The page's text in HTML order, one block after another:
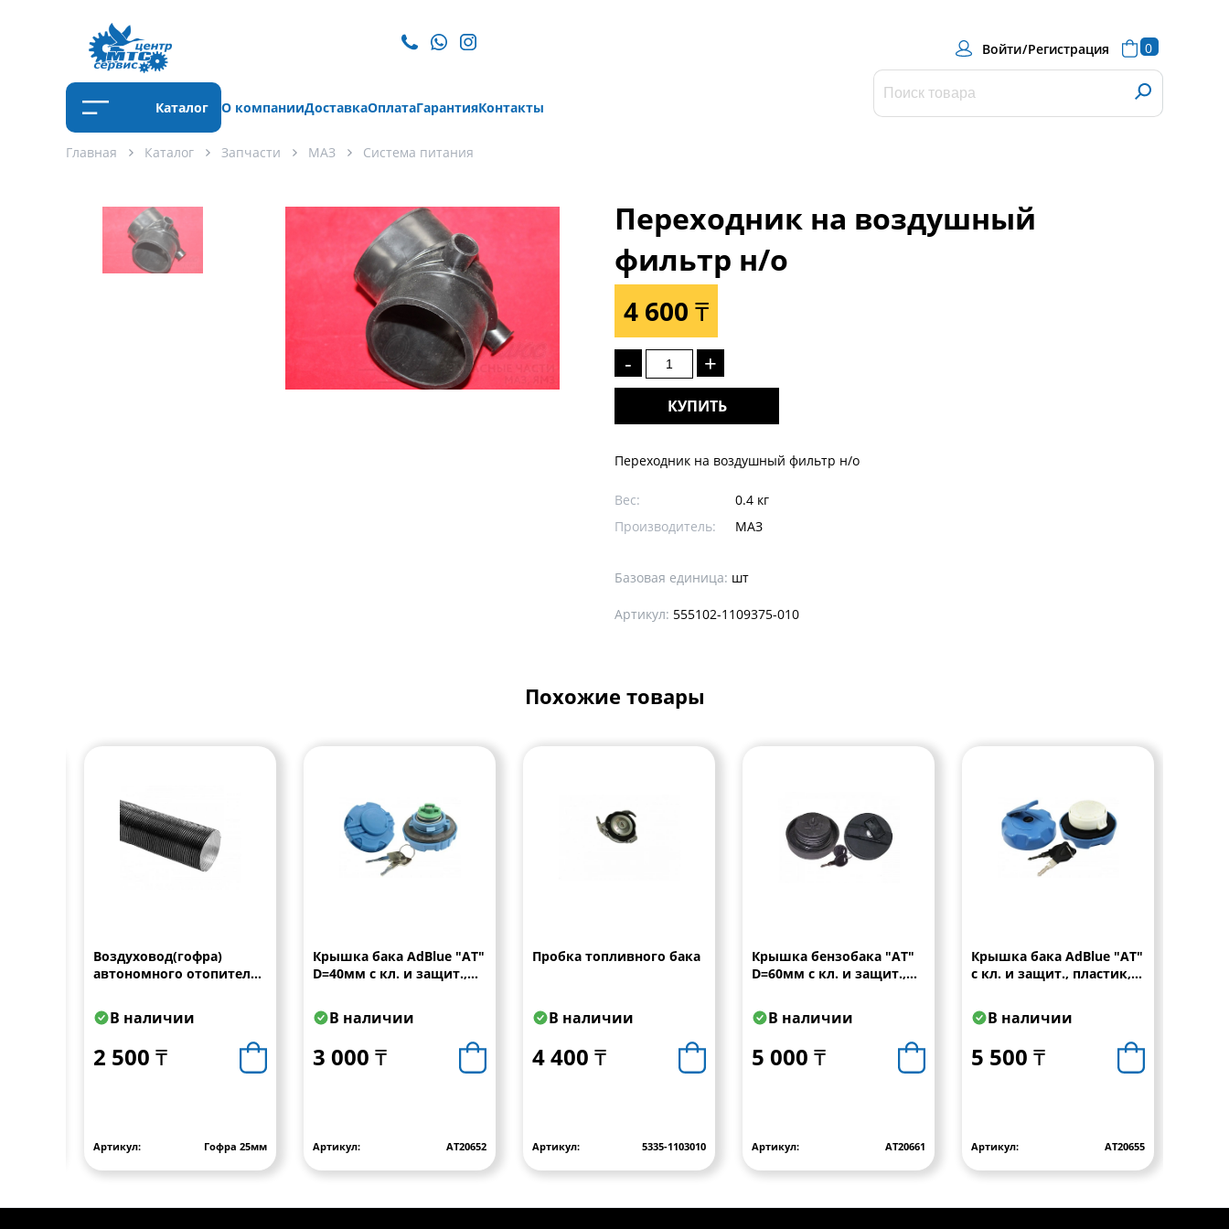
Войти/Регистрация 0
Каталог О компанииДоставкаОплатаГарантияКонтакты
Главная Каталог Запчасти МАЗ Система питания
Переходник на воздушный
фильтр н/о
4 600 ₸
- +
КУПИТЬ
Переходник на воздушный фильтр н/о
Вес:
0.4 кг
Производитель:
МАЗ
Базовая единица: шт
Артикул: 555102-1109375-010
Похожие товары
Воздуховод(гофра)
автономного отопителя
В наличии
2 500 ₸
Артикул: Гофра 25мм
Крышка бака AdBlue "АТ"
D=40мм с кл. и защит.,
000471805, 1526846)
В наличии
3 000 ₸
Артикул: АТ20652
Пробка топливного бака
В наличии
4 400 ₸
Артикул: 5335-1103010
Крышка бензобака "АТ"
D=60мм с кл. и защит.,
DAF-IVECO)
В наличии
5 000 ₸
Артикул: АТ20661
Крышка бака AdBlue "АТ"
с кл. и защит., пластик,
3020701221)
В наличии
5 500 ₸
Артикул: АТ20655